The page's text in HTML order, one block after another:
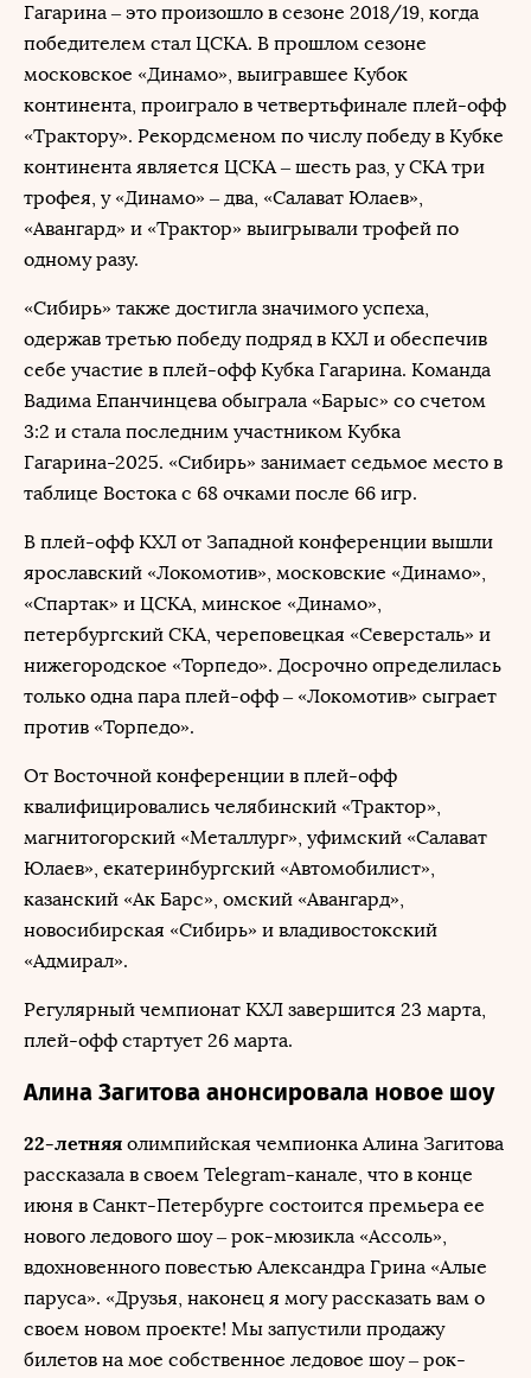
Гагарина – это произошло в сезоне 2018/19, когда
победителем стал ЦСКА. В прошлом сезоне
московское «Динамо», выигравшее Кубок
континента, проиграло в четвертьфинале плей-офф
«Трактору». Рекордсменом по числу победу в Кубке
континента является ЦСКА – шесть раз, у СКА три
трофея, у «Динамо» – два, «Салават Юлаев»,
«Авангард» и «Трактор» выигрывали трофей по
одному разу.
«Сибирь» также достигла значимого успеха,
одержав третью победу подряд в КХЛ и обеспечив
себе участие в плей-офф Кубка Гагарина. Команда
Вадима Епанчинцева обыграла «Барыс» со счетом
3:2 и стала последним участником Кубка
Гагарина-2025. «Сибирь» занимает седьмое место в
таблице Востока с 68 очками после 66 игр.
В плей-офф КХЛ от Западной конференции вышли
ярославский «Локомотив», московские «Динамо»,
«Спартак» и ЦСКА, минское «Динамо»,
петербургский СКА, череповецкая «Северсталь» и
нижегородское «Торпедо». Досрочно определилась
только одна пара плей-офф – «Локомотив» сыграет
против «Торпедо».
От Восточной конференции в плей-офф
квалифицировались челябинский «Трактор»,
магнитогорский «Металлург», уфимский «Салават
Юлаев», екатеринбургский «Автомобилист»,
казанский «Ак Барс», омский «Авангард»,
новосибирская «Сибирь» и владивостокский
«Адмирал».
Регулярный чемпионат КХЛ завершится 23 марта,
плей-офф стартует 26 марта.
Алина Загитова анонсировала новое шоу
22-летняя олимпийская чемпионка Алина Загитова
рассказала в своем Telegram-канале, что в конце
июня в Санкт-Петербурге состоится премьера ее
нового ледового шоу – рок-мюзикла «Ассоль»,
вдохновенного повестью Александра Грина «Алые
паруса». «Друзья, наконец я могу рассказать вам о
своем новом проекте! Мы запустили продажу
билетов на мое собственное ледовое шоу – рок-